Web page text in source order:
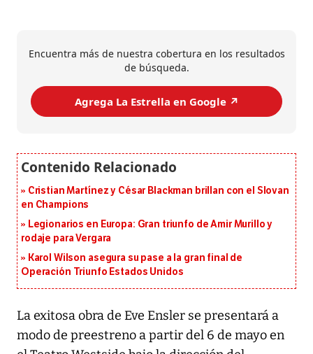
Encuentra más de nuestra cobertura en los resultados
de búsqueda.
Agrega La Estrella en Google ↗️
Cristian Martínez y César Blackman brillan con el Slovan
en Champions
Legionarios en Europa: Gran triunfo de Amir Murillo y
rodaje para Vergara
Karol Wilson asegura su pase a la gran final de
Operación Triunfo Estados Unidos
La exitosa obra de Eve Ensler se presentará a
modo de preestreno a partir del 6 de mayo en